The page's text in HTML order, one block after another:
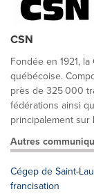
CSN
Fondée en 1921,
québécoise.
près de 325 000
fédérations ainsi
principalement sur
Autres
Cégep de Saint-
francisation